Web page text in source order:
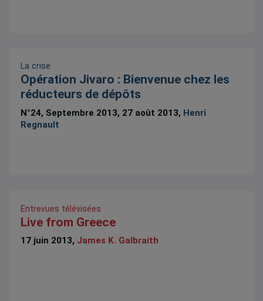
La crise
Opération Jivaro : Bienvenue chez les
réducteurs de dépôts
N°24, Septembre 2013, 27 août 2013, Henri
Regnault
Entrevues télévisées
Live from Greece
17 juin 2013, James K. Galbraith